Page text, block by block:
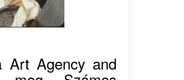
Art Agency and